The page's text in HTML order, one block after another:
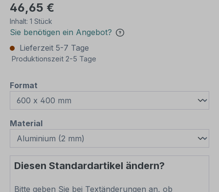
46,65 €
Inhalt: 1 Stück
Sie benötigen ein Angebot?
Lieferzeit 5-7 Tage
Produktionszeit 2-5 Tage
Format
Materialauswählen
Diesen Standardartikel ändern?
Bitte geben Sie bei Textänderungen an, ob